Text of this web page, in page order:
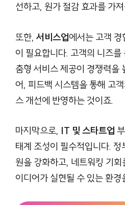
선하고, 원가 절감 효과를 가
또한, 서비스업에서는 고객
이 필요합니다. 고객의 니즈
춤형 서비스 제공이 경쟁력을
어, 피드백 시스템을 통해 고
스 개선에 반영하는 것이죠.
마지막으로, IT 및 스타트업
태계 조성이 필수적입니다.
원을 강화하고, 네트워킹 기
이디어가 실현될 수 있는 환경